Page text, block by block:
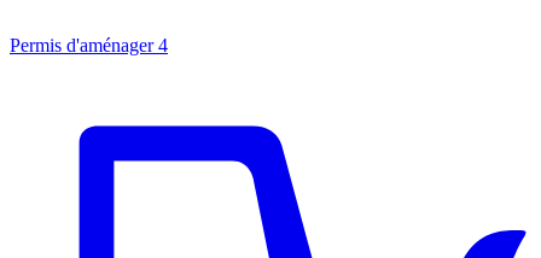
Permis d'aménager 4